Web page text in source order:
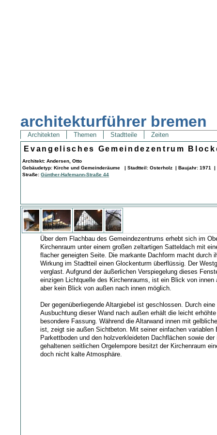
architekturführer bremen
Architekten Themen Stadtteile Zeiten
Evangelisches Gemeindezentrum
Architekt: Andersen, Otto
Gebäudetyp: Kirche und Gemeinderäume | Stadtteil: Osterholz | Baujahr: 1971 |
Straße:Günther-Hafemann-Straße 44
Über dem Flachbau des Gemeindezentrums erhebt sich im
Kirchenraum unter einem großen zeltartigen Satteldach mit
flacher geneigten Seite. Die markante Dachform macht durch
Wirkung im Stadtteil einen Glockenturm überflüssig. Der
verglast. Aufgrund der äußerlichen Verspiegelung dieses
einzigen Lichtquelle des Kirchenraums, ist ein Blick von innen
aber kein Blick von außen nach innen möglich.
Der gegenüberliegende Altargiebel ist geschlossen. Durch eine
Ausbuchtung dieser Wand nach außen erhält die leicht
besondere Fassung. Während die Altarwand innen mit
ist, zeigt sie außen Sichtbeton. Mit seiner einfachen variablen
Parkettboden und den holzverkleideten Dachflächen sowie
gehaltenen seitlichen Orgelempore besitzt der Kirchenraum
doch nicht kalte Atmosphäre.